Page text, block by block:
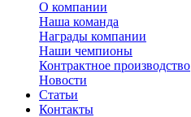
О компании
Наша команда
Награды компании
Наши чемпионы
Контрактное производство
Новости
Статьи
Контакты